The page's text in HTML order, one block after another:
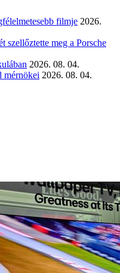
filmje 2026.
szellőztette meg a Porsche
2026. 08. 04.
mérnökei 2026. 08. 04.